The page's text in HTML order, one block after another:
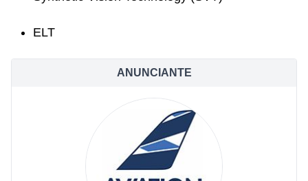
ELT
ANUNCIANTE